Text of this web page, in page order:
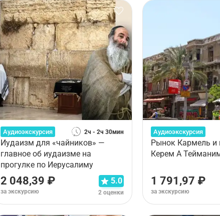
Аудиоэкскурсия 2ч - 2ч 30мин
Иудаизм для «чайников» —
главное об иудаизме на
прогулке по Иерусалиму
2 048,39 ₽
за экскурсию
5.0
2 оценки
Аудиоэкскурсия
Рынок Кармель и
Керем А
1 791,97 ₽
за экскурсию